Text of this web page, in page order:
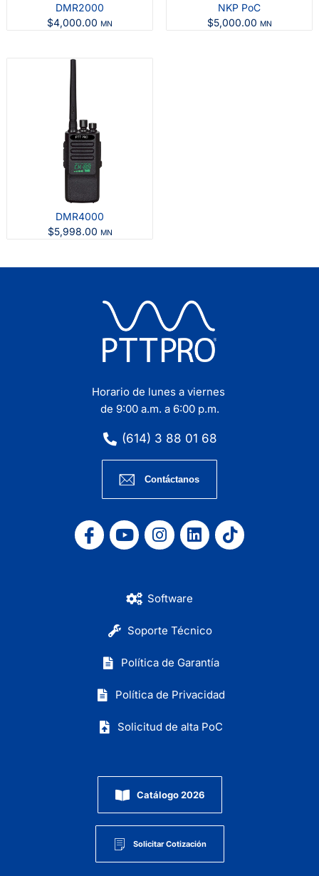
DMR2000
$4,000.00 MN
NKP PoC
$5,000.00 MN
DMR4000
$5,998.00 MN
Horario de lunes a viernes
de 9:00 a.m. a 6:00 p.m.
(614) 3 88 01 68
Contáctanos
Software
Soporte Técnico
Política de Garantía
Política de Privacidad
Solicitud de alta PoC
Catálogo 2026
Solicitar Cotización